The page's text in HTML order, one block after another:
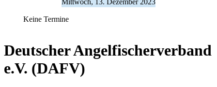
Keine Termine
Deutscher Angelfischerverband
e.V. (DAFV)